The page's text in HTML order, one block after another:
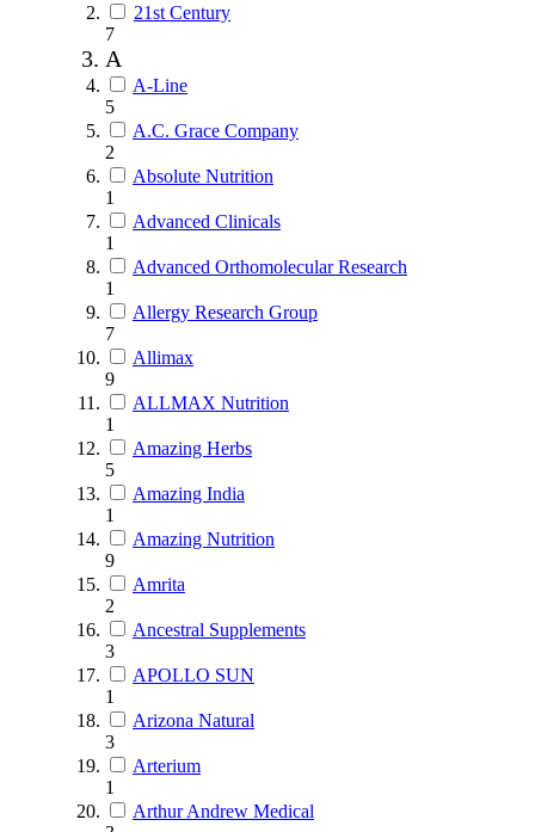
21st Century
7
A
A-Line
5
A.C. Grace Company
2
Absolute Nutrition
1
Advanced Clinicals
1
Advanced Orthomolecular Research
1
Allergy Research Group
7
Allimax
9
ALLMAX Nutrition
1
Amazing Herbs
5
Amazing India
1
Amazing Nutrition
9
Amrita
2
Ancestral Supplements
3
APOLLO SUN
1
Arizona Natural
3
Arterium
1
Arthur Andrew Medical